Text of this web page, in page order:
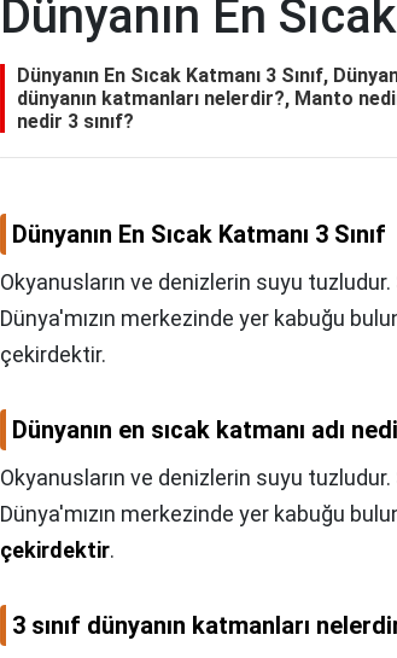
Dünyanın En
Dünyanın En Sıcak Katmanı 3 Sınıf,
dünyanın katmanları nelerdir?, Manto
nedir 3 sınıf?
Dünyanın En Sıcak Katmanı 3 Sınıf
Okyanusların ve denizlerin suyu
Dünya'mızın merkezinde yer kabuğu
çekirdektir.
Dünyanın en sıcak katmanı adı
Okyanusların ve denizlerin suyu
Dünya'mızın merkezinde yer kabuğu
çekirdektir.
3 sınıf dünyanın katmanları